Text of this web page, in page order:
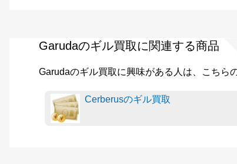
Garudaのギル買取に関連する商品
Garudaのギル買取に興味がある人は、こちら
Cerberusのギル買取